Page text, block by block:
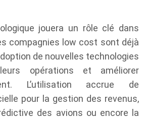
jouera un rôle clé dans
compagnies low cost sont déjà
de nouvelles technologies
opérations et améliorer
L’utilisation accrue de
pour la gestion des revenus,
des avions ou encore la